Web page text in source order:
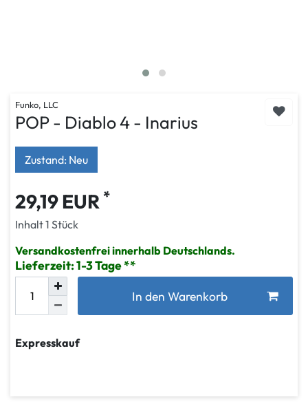
Funko, LLC
POP - Diablo 4 - Inarius
Zustand: Neu
29,19 EUR *
Inhalt1 Stück
Versandkostenfrei innerhalb Deutschlands.
Lieferzeit: 1-3 Tage
In den Warenkorb
Expresskauf